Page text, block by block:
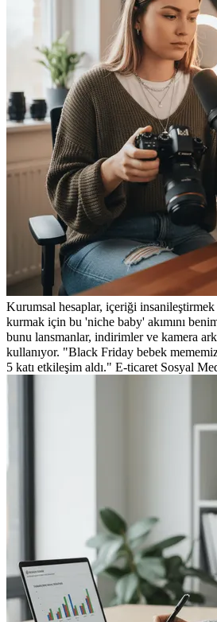
Kurumsal hesaplar, içeriği
kurmak için bu 'niche baby' akımını
bunu lansmanlar, indirimler ve kamera
kullanıyor. "Black Friday bebek
5 katı etkileşim aldı." E-ticaret Sosyal